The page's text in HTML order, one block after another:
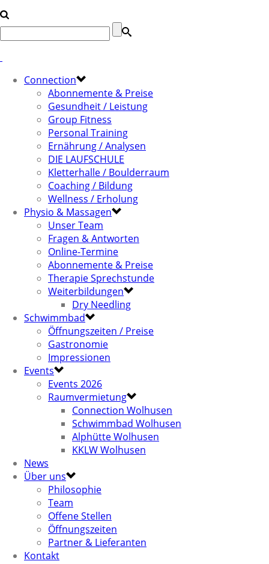
Connection
Abonnemente & Preise
Gesundheit / Leistung
Group Fitness
Personal Training
Ernährung / Analysen
DIE LAUFSCHULE
Kletterhalle / Boulderraum
Coaching / Bildung
Wellness / Erholung
Physio & Massagen
Unser Team
Fragen & Antworten
Online-Termine
Abonnemente & Preise
Therapie Sprechstunde
Weiterbildungen
Dry Needling
Schwimmbad
Öffnungszeiten / Preise
Gastronomie
Impressionen
Events
Events 2026
Raumvermietung
Connection Wolhusen
Schwimmbad Wolhusen
Alphütte Wolhusen
KKLW Wolhusen
News
Über uns
Philosophie
Team
Offene Stellen
Öffnungszeiten
Partner & Lieferanten
Kontakt